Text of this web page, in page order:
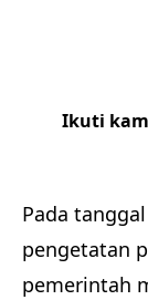
Ikuti
Pada
pengetatan
pemerintah